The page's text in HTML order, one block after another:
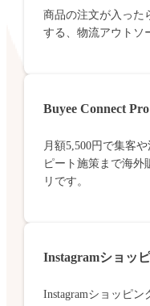
商品の注文が入った
する、物流アウトソ
Buyee Connect Pro
月額5,500円で集客
ピート施策まで海外
リです。
Instagramショッ
Instagramショッピン